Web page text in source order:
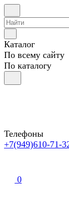
Каталог
По всему сайту
По каталогу
Телефоны
+7(949)610-71-
0